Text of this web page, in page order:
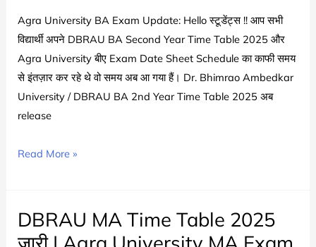
2025
Agra University BA Exam Update: Hello स्टूडेंट्स !! आप सभी
विद्यार्थी अपने DBRAU BA Second Year Time Table 2025 और
Agra University बीए Exam Date Sheet Schedule का काफी समय
से इंतज़ार कर रहे थे वो समय अब आ गया हैं। Dr. Bhimrao Ambedkar
University / DBRAU BA 2nd Year Time Table 2025 अब
release
DBRAU
Year
Time
Read More »
DBRAU MA Time Table 2025